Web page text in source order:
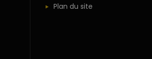
Plan du site